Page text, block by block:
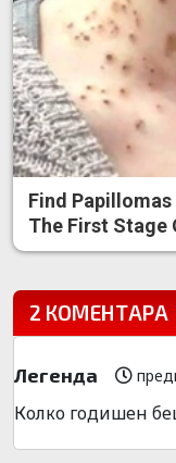
Find
The First Stage
2 КОМЕНТАРА
Легенда
Колко годишен